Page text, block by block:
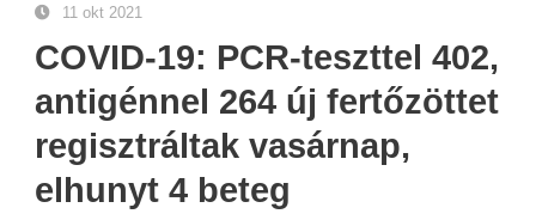
11 okt 2021
COVID-19: PCR-teszttel 402,
antigénnel 264 új fertőzöttet
regisztráltak vasárnap,
elhunyt 4 beteg